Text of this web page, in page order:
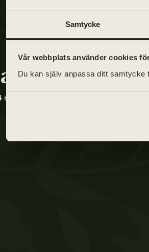
Samtycke
Vår webbplats använder cookies
Du kan själv anpassa ditt
Carlgren
maj 1927 - 28 april 2021